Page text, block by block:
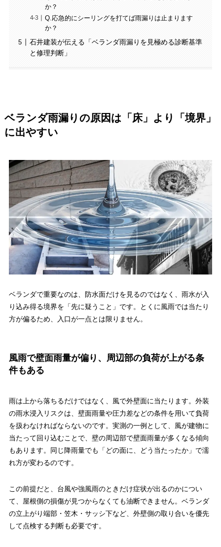
か？
Q.応急的にシーリングを打てば雨漏りは止まります
か？
石井建装が伝える「ベランダ雨漏りを見極める診断基準
と修理判断」
ベランダ雨漏りの原因は「床」より「境界」
に出やすい
ベランダで重要なのは、防水面だけを見るのではなく、雨水が入
り込み得る境界を「先に疑うこと」です。とくに風雨では当たり
方が偏るため、入口が一点とは限りません。
風雨で壁面雨量が偏り、周辺部の負荷が上がる条
件もある
雨は上から落ちるだけではなく、風で外壁面に当たります。外装
の雨水浸入リスクは、壁面雨量や圧力差などの条件を用いて負荷
を扱わなければならないのです。実測の一例として、風が建物に
当たって回り込むことで、壁の周辺部で壁面雨量が多くなる傾向
もあります。同じ降雨量でも「どの面に、どう当たったか」で濡
れ方が変わるのです。
この前提だと、台風や強風雨のときだけ症状が出るのかについ
て、屋根側の損傷が見つからなくても油断できません。ベランダ
の立上がり端部・笠木・サッシ下など、外壁側の取り合いを優先
して点検する判断も必要です。